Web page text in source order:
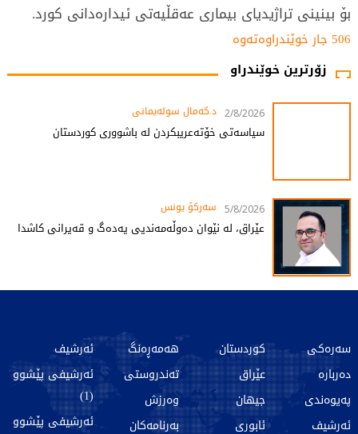
بۆ بینینی تراژیدیای بیماری عەقڵیەتی ئیدارەدانی کورد.
506 جار خوێندراوەتەوە
زۆرترین خوێندراو
2/8/2026 د.کەمال سولەیمانی
سیاسەتی خۆتەعریبکردن لە باشووری کوردستان
5/8/2026 سەرکۆ یونس
عێراق، لە نێوان دەوڵەمەندیی یەدەگ و قەیرانی کاشدا
سەرەکی
دەربارە
پەیوەندی
ئەرشیف
کوردستان
عێراق
جیهان
ئابوری
هەمەڕەنگ
تەندروستی
وەرزش
بەرنامەکان
ئەرشیف
ئەرشیفی پێشوو
(1)
ئەرشیفی پێشوو